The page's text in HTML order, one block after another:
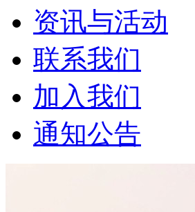
资讯与活动
联系我们
加入我们
通知公告